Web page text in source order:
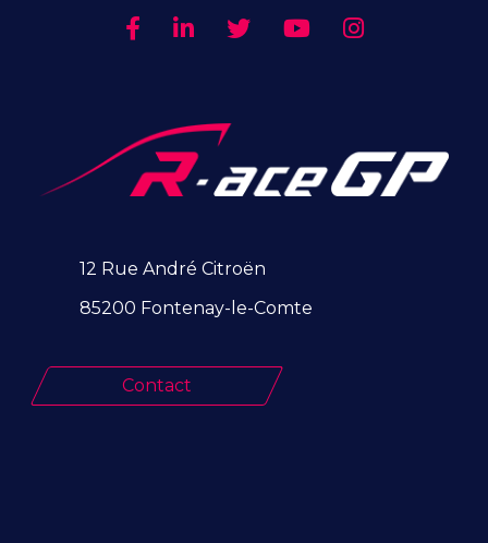
12 Rue André Citroën
85200 Fontenay-le-Comte
Contact